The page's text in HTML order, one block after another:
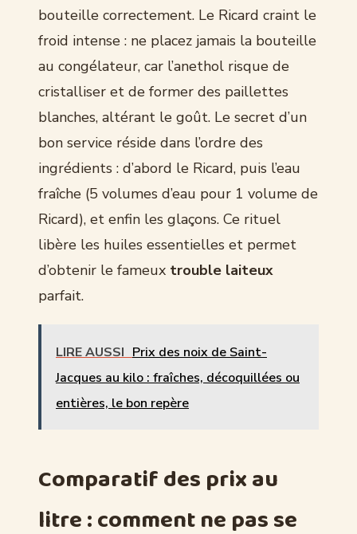
bouteille correctement. Le Ricard craint le
froid intense : ne placez jamais la bouteille
au congélateur, car l’anethol risque de
cristalliser et de former des paillettes
blanches, altérant le goût. Le secret d’un
bon service réside dans l’ordre des
ingrédients : d’abord le Ricard, puis l’eau
fraîche (5 volumes d’eau pour 1 volume de
Ricard), et enfin les glaçons. Ce rituel
libère les huiles essentielles et permet
d’obtenir le fameux trouble laiteux
parfait.
LIRE AUSSI Prix des noix de Saint-
Jacques au kilo : fraîches, décoquillées ou
entières, le bon repère
Comparatif des prix au
litre : comment ne pas se